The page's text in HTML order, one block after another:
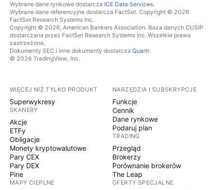
Wybrane dane rynkowe dostarcza ICE Data Services.
Wybrane dane referencyjne dostarcza FactSet. Copyright © 2026
FactSet Research Systems Inc.
Copyright © 2026, American Bankers Association. Baza danych CUSIP
dostarczana przez FactSet Research Systems Inc. Wszelkie prawa
zastrzeżone.
Dokumenty SEC i inne dokumenty dostarcza Quartr.
© 2026 TradingView, Inc.
WIĘCEJ NIŻ TYLKO PRODUKT
Superwykresy
SKANERY
Akcje
ETFy
Obligacje
Monety kryptowalutowe
Pary CEX
Pary DEX
Pine
MAPY CIEPLNE
NARZĘDZIA I SUBSKRYPCJE
Funkcje
Cennik
Dane rynkowe
Podaruj plan
TRADING
Przegląd
Brokerzy
Porównanie brokerów
The Leap
OFERTY SPECJALNE